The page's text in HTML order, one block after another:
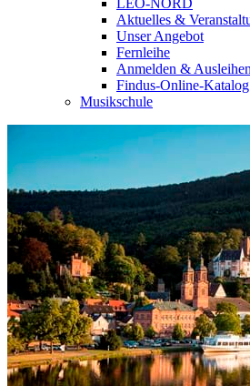
LEO-NORD
Aktuelles &
Unser Angebot
Fernleihe
Anmelden & Ausleihen
Findus-Online-
Musikschule